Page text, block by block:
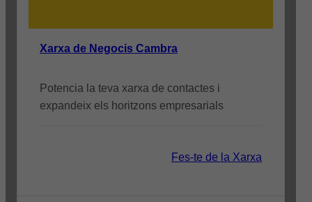
Xarxa de Negocis Cambra
Potencia la teva xarxa de contactes i
expandeix els horitzons empresarials
Fes-te de la Xarxa